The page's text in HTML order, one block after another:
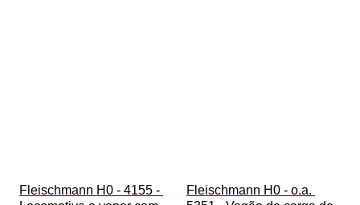
Fleischmann H0 - 4155 -
Fleischmann H0 - o.a.